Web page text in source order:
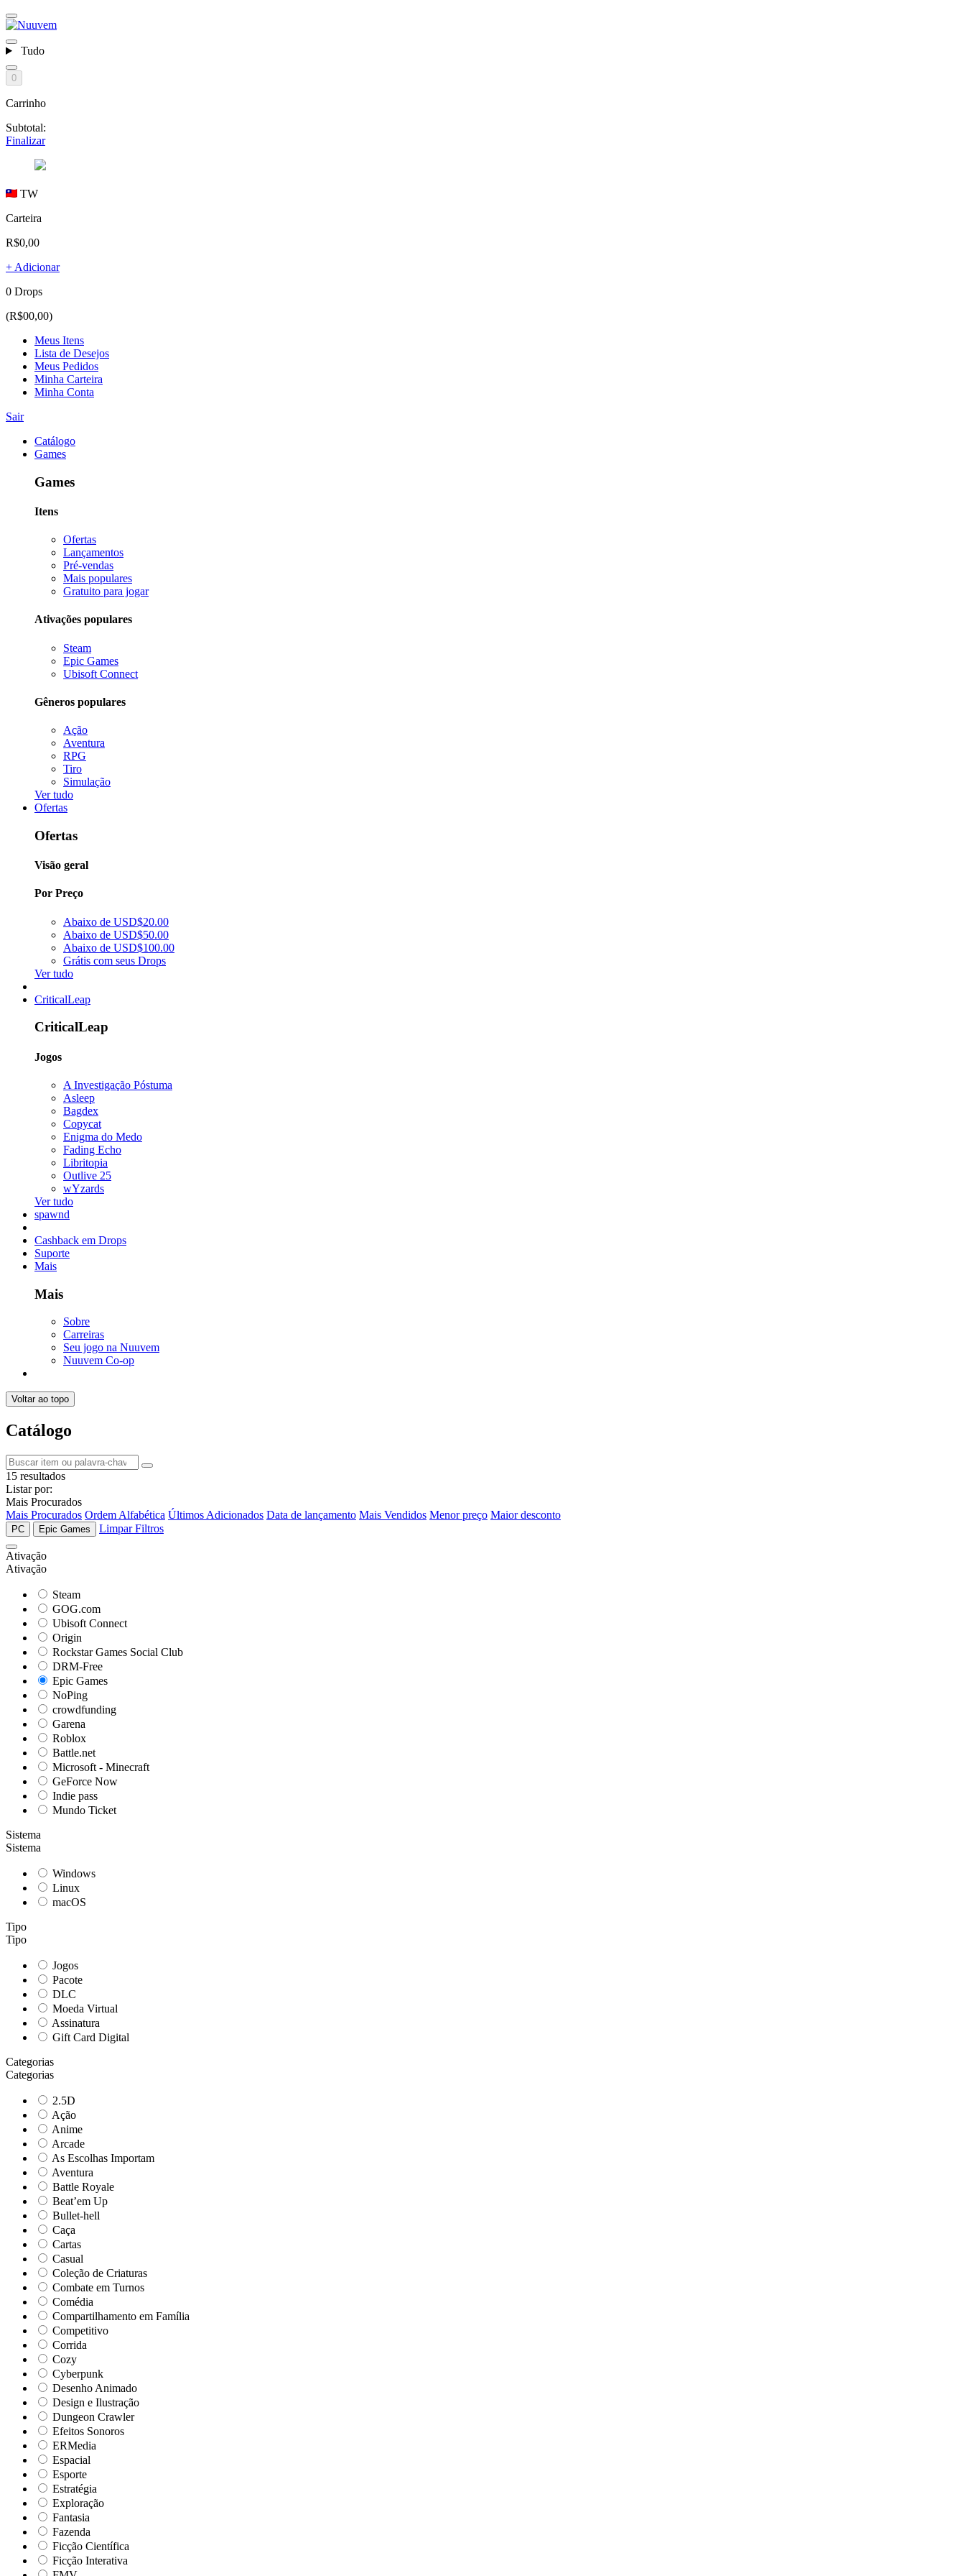
Tudo
0
Carrinho
Subtotal:
Finalizar
TW
Carteira
R$0,00
+ Adicionar
0 Drops
(R$00,00)
Meus Itens
Lista de Desejos
Meus Pedidos
Minha Carteira
Minha Conta
Sair
Catálogo
Games
Games
Itens
Ofertas
Lançamentos
Pré-vendas
Mais populares
Gratuito para jogar
Ativações populares
Steam
Epic Games
Ubisoft Connect
Gêneros populares
Ação
Aventura
RPG
Tiro
Simulação
Ver tudo
Ofertas
Ofertas
Visão geral
Por Preço
Abaixo de USD$20.00
Abaixo de USD$50.00
Abaixo de USD$100.00
Grátis com seus Drops
Ver tudo
CriticalLeap
CriticalLeap
Jogos
A Investigação Póstuma
Asleep
Bagdex
Copycat
Enigma do Medo
Fading Echo
Libritopia
Outlive 25
wYzards
Ver tudo
spawnd
Cashback em Drops
Suporte
Mais
Mais
Sobre
Carreiras
Seu jogo na Nuuvem
Nuuvem Co-op
Voltar ao topo
Catálogo
15 resultados
Listar por:
Mais Procurados
Mais Procurados Ordem Alfabética Últimos Adicionados Data de lançamento Mais Vendidos Menor preço Maior desconto
PC Epic Games Limpar Filtros
Ativação
Ativação
Steam
GOG.com
Ubisoft Connect
Origin
Rockstar Games Social Club
DRM-Free
Epic Games
NoPing
crowdfunding
Garena
Roblox
Battle.net
Microsoft - Minecraft
GeForce Now
Indie pass
Mundo Ticket
Sistema
Sistema
Windows
Linux
macOS
Tipo
Tipo
Jogos
Pacote
DLC
Moeda Virtual
Assinatura
Gift Card Digital
Categorias
Categorias
2.5D
Ação
Anime
Arcade
As Escolhas Importam
Aventura
Battle Royale
Beat’em Up
Bullet-hell
Caça
Cartas
Casual
Coleção de Criaturas
Combate em Turnos
Comédia
Compartilhamento em Família
Competitivo
Corrida
Cozy
Cyberpunk
Desenho Animado
Design e Ilustração
Dungeon Crawler
Efeitos Sonoros
ERMedia
Espacial
Esporte
Estratégia
Exploração
Fantasia
Fazenda
Ficção Científica
Ficção Interativa